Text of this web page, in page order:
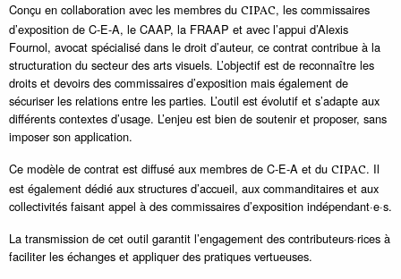
Conçu en collaboration avec les membres du CIPAC, les commissaires
d’exposition de C-E-A, le CAAP, la FRAAP et avec l’appui d’Alexis
Fournol, avocat spécialisé dans le droit d’auteur, ce contrat contribue à la
structuration du secteur des arts visuels. L’objectif est de reconnaître les
droits et devoirs des commissaires d’exposition mais également de
sécuriser les relations entre les parties. L’outil est évolutif et s’adapte aux
différents contextes d’usage. L’enjeu est bien de soutenir et proposer, sans
imposer son application.
Ce modèle de contrat est diffusé aux membres de C-E-A et du CIPAC. Il
est également dédié aux structures d’accueil, aux commanditaires et aux
collectivités faisant appel à des commissaires d’exposition indépendant·e·s.
La transmission de cet outil garantit l’engagement des contributeurs·rices à
faciliter les échanges et appliquer des pratiques vertueuses.